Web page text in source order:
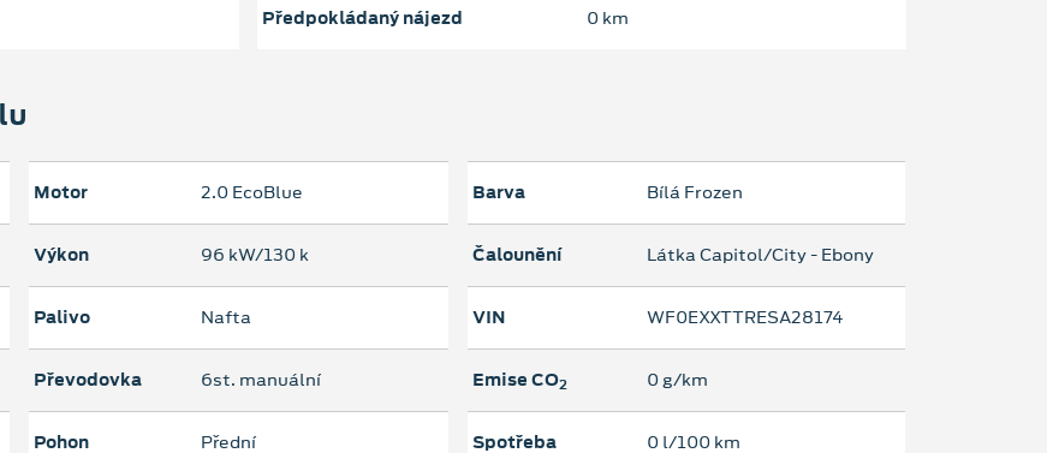
Předpokládaný nájezd 0 km
Motor 2.0 EcoBlue
Výkon 96 kW/130 k
Palivo Nafta
Převodovka 6st. manuální
Pohon Přední
Barva Bílá Frozen
Čalounění Látka Capitol/City - Ebony
VIN WF0EXXTTRESA28174
Emise CO2 0 g/km
Spotřeba 0 l/100 km